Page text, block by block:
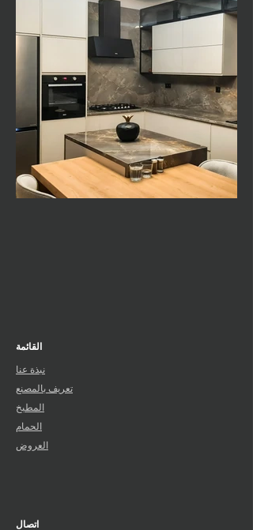
القائمة
نبذة عنا
تعريف بالمصنع
المطبخ
الحمام
العروض
اتصال